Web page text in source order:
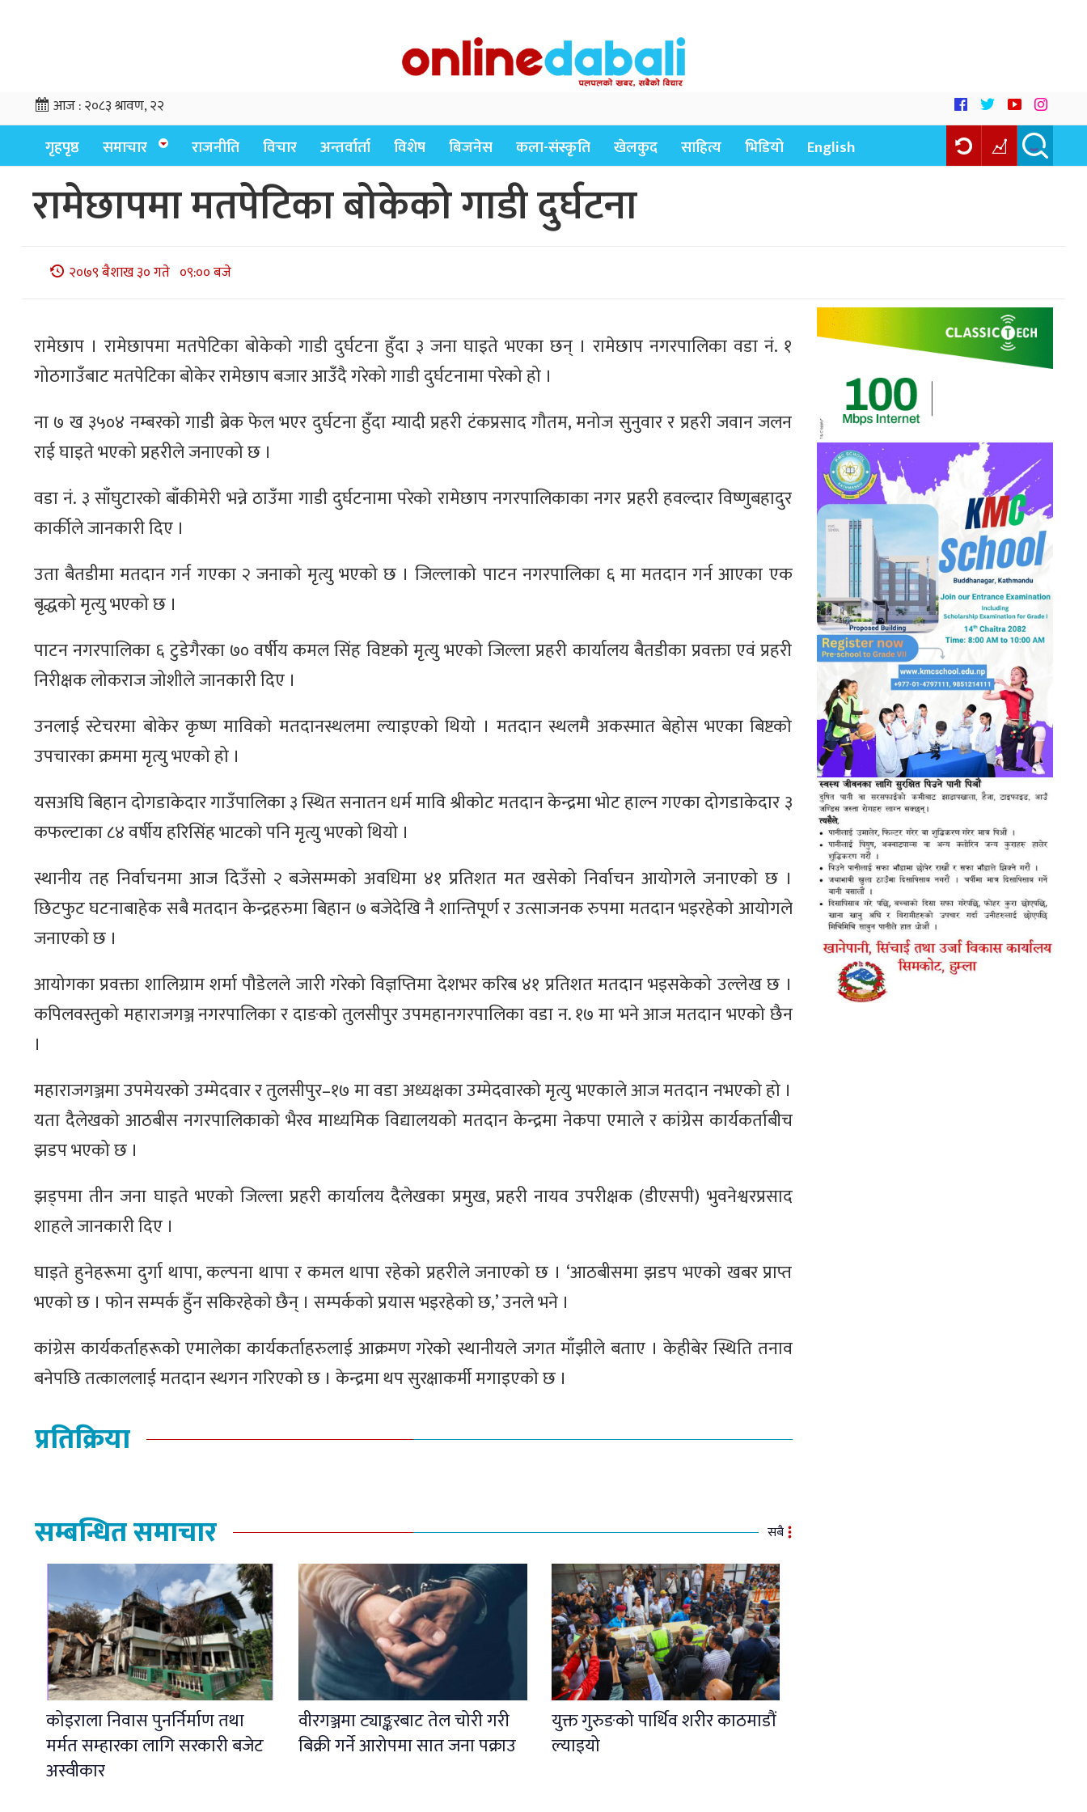
आज :२०८३ श्रावण, २२
गृहपृष्ठ समाचार राजनीति विचार अन्तर्वार्ता विशेष बिजनेस कला-संस्कृति खेलकुद साहित्य भिडियो English
रामेछापमा मतपेटिका बोकेको गाडी दुर्घटना
२०७९ बैशाख ३० गते ०९:०० बजे
रामेछाप । रामेछापमा मतपेटिका बोकेको गाडी दुर्घटना हुँदा ३ जना घाइते भएका छन् । रामेछाप नगरपालिका वडा नं. १
गोठगाउँबाट मतपेटिका बोकेर रामेछाप बजार आउँदै गरेको गाडी दुर्घटनामा परेको हो ।
ना ७ ख ३५०४ नम्बरको गाडी ब्रेक फेल भएर दुर्घटना हुँदा म्यादी प्रहरी टंकप्रसाद गौतम, मनोज सुनुवार र प्रहरी जवान जलन
राई घाइते भएको प्रहरीले जनाएको छ ।
वडा नं‍‍. ३ साँघुटारको बाँकीमेरी भन्ने ठाउँमा गाडी दुर्घटनामा परेको रामेछाप नगरपालिकाका नगर प्रहरी हवल्दार विष्णुबहादुर
कार्कीले जानकारी दिए ।
उता बैतडीमा मतदान गर्न गएका २ जनाको मृत्यु भएको छ । जिल्लाको पाटन नगरपालिका ६ मा मतदान गर्न आएका एक
बृद्धको मृत्यु भएको छ ।
पाटन नगरपालिका ६ टुडेगैरका ७० वर्षीय कमल सिंह विष्टको मृत्यु भएको जिल्ला प्रहरी कार्यालय बैतडीका प्रवक्ता एवं प्रहरी
निरीक्षक लोकराज जोशीले जानकारी दिए ।
उनलाई स्टेचरमा बोकेर कृष्ण माविको मतदानस्थलमा ल्याइएको थियो । मतदान स्थलमै अकस्मात बेहोस भएका बिष्टको
उपचारका क्रममा मृत्यु भएको हो ।
यसअघि बिहान दोगडाकेदार गाउँपालिका ३ स्थित सनातन धर्म मावि श्रीकोट मतदान केन्द्रमा भोट हाल्न गएका दोगडाकेदार ३
कफल्टाका ८४ वर्षीय हरिसिंह भाटको पनि मृत्यु भएको थियो ।
स्थानीय तह निर्वाचनमा आज दिउँसो २ बजेसम्मको अवधिमा ४१ प्रतिशत मत खसेको निर्वाचन आयोगले जनाएको छ ।
छिटफुट घटनाबाहेक सबै मतदान केन्द्रहरुमा बिहान ७ बजेदेखि नै शान्तिपूर्ण र उत्साजनक रुपमा मतदान भइरहेको आयोगले
जनाएको छ ।
आयोगका प्रवक्ता शालिग्राम शर्मा पौडेलले जारी गरेको विज्ञप्तिमा देशभर करिब ४१ प्रतिशत मतदान भइसकेको उल्लेख छ ।
कपिलवस्तुको महाराजगञ्ज नगरपालिका र दाङको तुलसीपुर उपमहानगरपालिका वडा न. १७ मा भने आज मतदान भएको छैन
।
महाराजगञ्जमा उपमेयरको उम्मेदवार र तुलसीपुर–१७ मा वडा अध्यक्षका उम्मेदवारको मृत्यु भएकाले आज मतदान नभएको हो ।
यता दैलेखको आठबीस नगरपालिकाको भैरव माध्यमिक विद्यालयको मतदान केन्द्रमा नेकपा एमाले र कांग्रेस कार्यकर्ताबीच
झडप भएको छ ।
झड्पमा तीन जना घाइते भएको जिल्ला प्रहरी कार्यालय दैलेखका प्रमुख, प्रहरी नायव उपरीक्षक (डीएसपी) भुवनेश्वरप्रसाद
शाहले जानकारी दिए ।
घाइते हुनेहरूमा दुर्गा थापा, कल्पना थापा र कमल थापा रहेको प्रहरीले जनाएको छ । ‘आठबीसमा झडप भएको खबर प्राप्त
भएको छ । फोन सम्पर्क हुँन सकिरहेको छैन् । सम्पर्कको प्रयास भइरहेको छ,’ उनले भने ।
कांग्रेस कार्यकर्ताहरूको एमालेका कार्यकर्ताहरुलाई आक्रमण गरेको स्थानीयले जगत माँझीले बताए । केहीबेर स्थिति तनाव
बनेपछि तत्काललाई मतदान स्थगन गरिएको छ । केन्द्रमा थप सुरक्षाकर्मी मगाइएको छ ।
प्रतिक्रिया
सम्बन्धित समाचार सबै
कोइराला निवास पुनर्निर्माण तथा
मर्मत सम्हारका लागि सरकारी बजेट
अस्वीकार
वीरगञ्जमा ट्याङ्करबाट तेल चोरी गरी
बिक्री गर्ने आरोपमा सात जना पक्राउ
युक्त गुरुङको पार्थिव शरीर काठमाडौं
ल्याइयो